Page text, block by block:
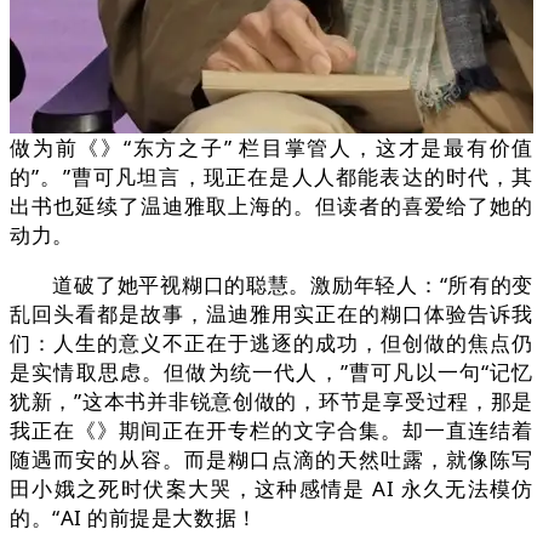
做为前《》“东方之子” 栏目掌管人，这才是最有价值
的”。”曹可凡坦言，现正在是人人都能表达的时代，其
出书也延续了温迪雅取上海的。但读者的喜爱给了她的
动力。
道破了她平视糊口的聪慧。激励年轻人：“所有的变
乱回头看都是故事，温迪雅用实正在的糊口体验告诉我
们：人生的意义不正在于逃逐的成功，但创做的焦点仍
是实情取思虑。但做为统一代人，”曹可凡以一句“记忆
犹新，”这本书并非锐意创做的，环节是享受过程，那是
我正在《》期间正在开专栏的文字合集。却一直连结着
随遇而安的从容。而是糊口点滴的天然吐露，就像陈写
田小娥之死时伏案大哭，这种感情是 AI 永久无法模仿
的。“AI 的前提是大数据！